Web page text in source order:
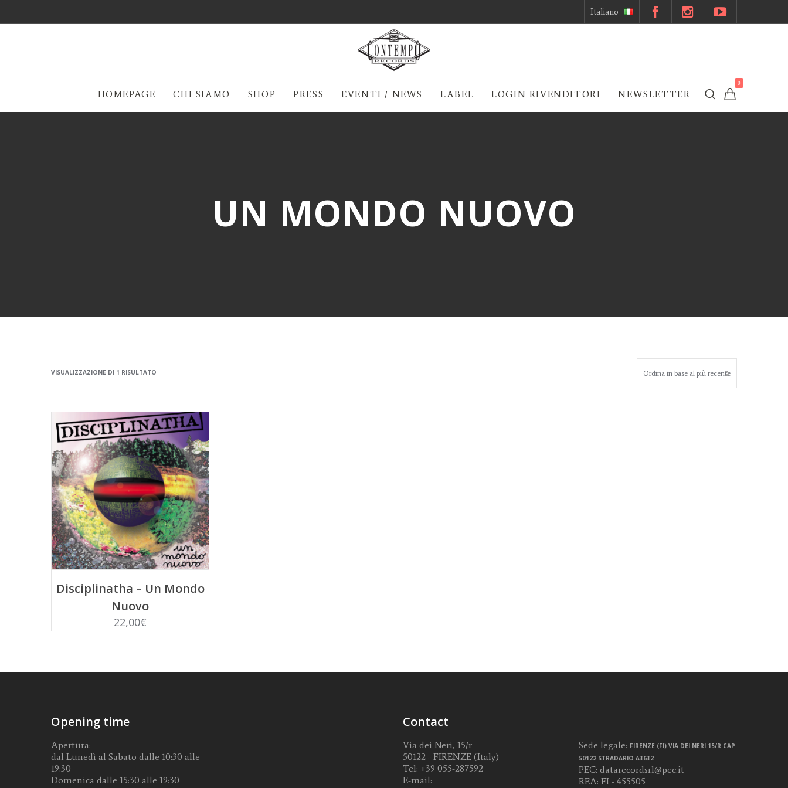
Italiano
0
HOMEPAGE CHI SIAMO SHOP PRESS EVENTI / NEWS LABEL LOGIN RIVENDITORI NEWSLETTER
UN MONDO NUOVO
VISUALIZZAZIONE DI 1 RISULTATO
Disciplinatha – Un Mondo
Nuovo
22,00€
Opening time
Apertura:
dal Lunedì al Sabato dalle 10:30 alle
19:30
Domenica dalle 15:30 alle 19:30
Contact
Via dei Neri, 15/r
50122 - FIRENZE (Italy)
Tel: +39 055-287592
E-mail:
Sede legale: FIRENZE (FI) VIA DEI NERI 15/R CAP
50122 STRADARIO A3632
PEC: datarecordsrl@pec.it
REA: FI - 455505